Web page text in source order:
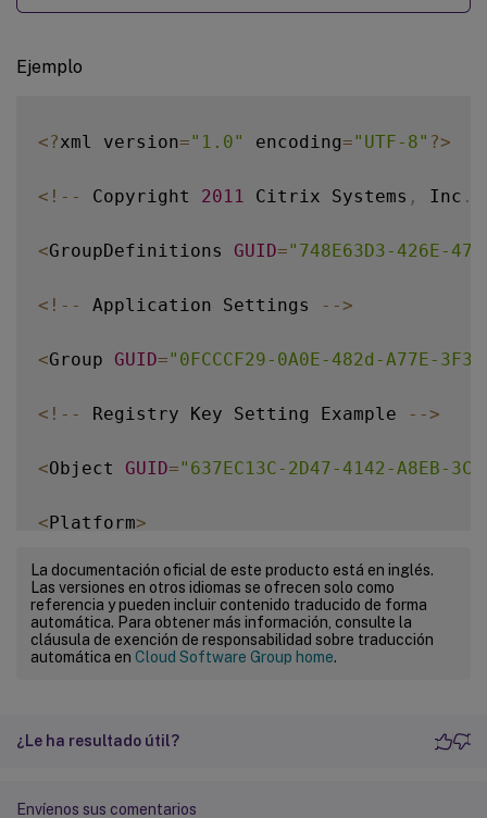
Ejemplo
<?xml version="1.0" encoding="UTF-8" ?>
< ! -- Copyright 2011 Citrix Systems , Inc .
<GroupDefinitions GUID="748E63D3-426E-
< ! -- Application Settings -->
<Group GUID="0FCCCF29-0A0E-482d-A77E-
< ! -- Registry Key Setting Example -->
<Object GUID="637EC13C-2D47-4142-A8EB-
< Platform>
< RegKey>
<Key>Software\Microsoft\Office\certain
<Recurse/>
La documentación oficial de este producto está en inglés.
Las versiones en otros idiomas se ofrecen solo como
referencia y pueden incluir contenido traducido de forma
automática. Para obtener más información, consulte la
cláusula de exención de responsabilidad sobre traducción
automática en Cloud Software Group home.
¿Le ha resultado útil?
Envíenos sus comentarios